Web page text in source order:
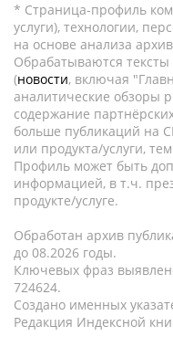
* Страница-профиль
услуги), технологии,
на основе анализа
Обрабатываются
(новости, включая
аналитические обзоры
содержание
больше публикаций на
или продукта/услуги,
Профиль может быть
информацией, в т.ч.
продукте/услуге.
Обработан архив
до 08.2026 годы.
Ключевых фраз
724624.
Создано именных
Редакция Индексной